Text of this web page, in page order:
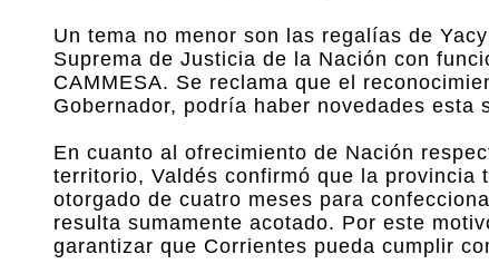
Un tema no menor son las regalías de
Suprema de Justicia de la Nación con
CAMMESA. Se reclama que el
Gobernador, podría haber novedades esta
En cuanto al ofrecimiento de Nación
territorio, Valdés confirmó que la
otorgado de cuatro meses para
resulta sumamente acotado. Por este
garantizar que Corrientes pueda cumplir